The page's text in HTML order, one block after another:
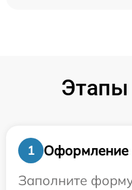
Этапы
1
Оформление
Заполните